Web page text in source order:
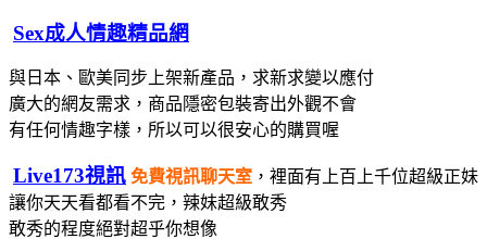
Sex成人情趣精品網
與日本、歐美同步上架新產品，求新求變以應付
廣大的網友需求， 商品隱密包裝寄出外觀不會
有任何情趣字樣，所以可以很安心的購買喔
Live173視訊 免費視訊聊天室 ，裡面有上百上千位超級正妹
讓你天天看都看不完，辣妹超級敢秀
敢秀的程度絕對超乎你想像